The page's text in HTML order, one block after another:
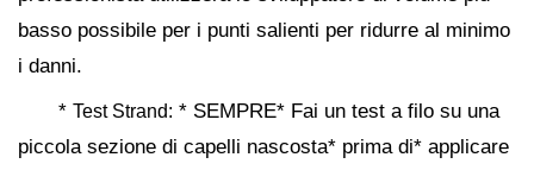
basso possibile per i punti salienti per ridurre al minimo
i danni.
* Test Strand: * SEMPRE* Fai un test a filo su una
piccola sezione di capelli nascosta* prima di* applicare